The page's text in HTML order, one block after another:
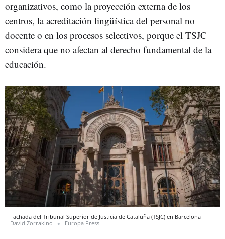
organizativos, como la proyección externa de los
centros, la acreditación lingüística del personal no
docente o en los procesos selectivos, porque el TSJC
considera que no afectan al derecho fundamental de la
educación.
Fachada del Tribunal Superior de Justicia de Cataluña (TSJC) en Barcelona
David Zorrakino
Europa Press